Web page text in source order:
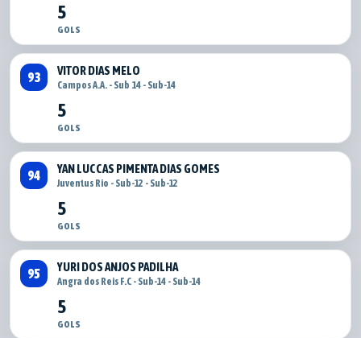
5
GOLS
93 VITOR DIAS MELO
Campos A.A. - Sub 14 - Sub-14
5
GOLS
94 YAN LUCCAS PIMENTA DIAS GOMES
Juventus Rio - Sub-12 - Sub-12
5
GOLS
95 YURI DOS ANJOS PADILHA
Angra dos Reis F.C - Sub-14 - Sub-14
5
GOLS